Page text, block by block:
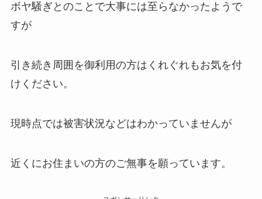
ボヤ騒ぎとのことで大事には至らなかったようで
すが
引き続き周囲を御利用の方はくれぐれもお気を付
けください。
現時点では被害状況などはわかっていませんが
近くにお住まいの方のご無事を願っています。